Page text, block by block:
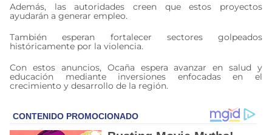
Además, las autoridades creen que estos proyectos
ayudarán a generar empleo.
También esperan fortalecer sectores golpeados
históricamente por la violencia.
Con estos anuncios, Ocaña espera avanzar en salud y
educación mediante inversiones enfocadas en el
crecimiento y desarrollo de la región.